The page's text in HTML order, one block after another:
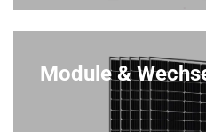
Module &